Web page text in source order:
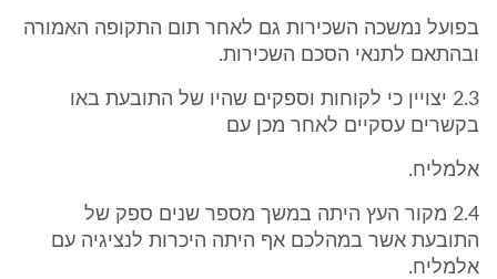
בפועל נמשכה השכירות גם לאחר תום התקופה האמורה
ובהתאם לתנאי הסכם השכירות.
2.3 יצויין כי לקוחות וספקים שהיו של התובעת באו
בקשרים עסקיים לאחר מכן עם
אלמליח.
2.4 מקור העץ היתה במשך מספר שנים ספק של
התובעת אשר במהלכם אף היתה היכרות לנציגיה עם
אלמליח.